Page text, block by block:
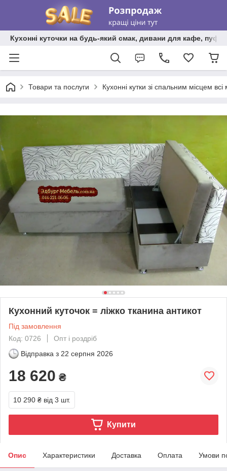
Кухонні куточки на будь-який смак, дивани для кафе,
Товари та послуги Кухонні кутки зі спальним місцем всі
Кухонний куточок = ліжко тканина антикот
Під замовлення
Код: 0726
Опт і роздріб
Відправка з 22 серпня 2026
18 620 ₴
10 290 ₴ від 3 шт.
Купити
Опис Характеристики Доставка Оплата Умови